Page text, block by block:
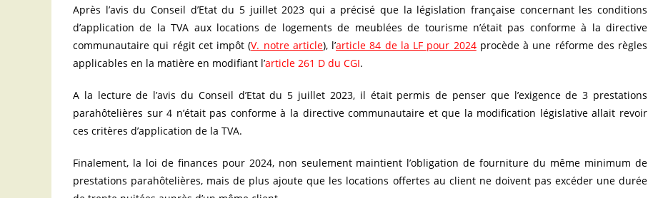
Après l’avis du Conseil d’Etat du 5 juillet 2023 qui a précisé que la législation française concernant les conditions
d’application de la TVA aux locations de logements de meublées de tourisme n’était pas conforme à la directive
communautaire qui régit cet impôt (V. notre article), l’article 84 de la LF pour 2024procède à une réforme des règles
applicables en la matière en modifiant l’article 261 D du CGI.
A la lecture de l’avis du Conseil d’Etat du 5 juillet 2023, il était permis de penser que l’exigence de 3 prestations
parahôtelières sur 4 n’était pas conforme à la directive communautaire et que la modification législative allait revoir
ces critères d’application de la TVA.
Finalement, la loi de finances pour 2024, non seulement maintient l’obligation de fourniture du même minimum de
prestations parahôtelières, mais de plus ajoute que les locations offertes au client ne doivent pas excéder une durée